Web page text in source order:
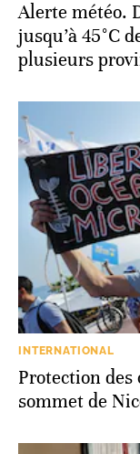
Alerte météo.
jusqu’à 45°C
plusieurs
INTERNATIONAL
Protection des
sommet de